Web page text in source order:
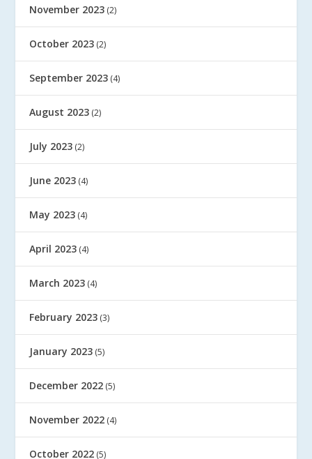
November 2023 (2)
October 2023 (2)
September 2023 (4)
August 2023 (2)
July 2023 (2)
June 2023 (4)
May 2023 (4)
April 2023 (4)
March 2023 (4)
February 2023 (3)
January 2023 (5)
December 2022 (5)
November 2022 (4)
October 2022 (5)